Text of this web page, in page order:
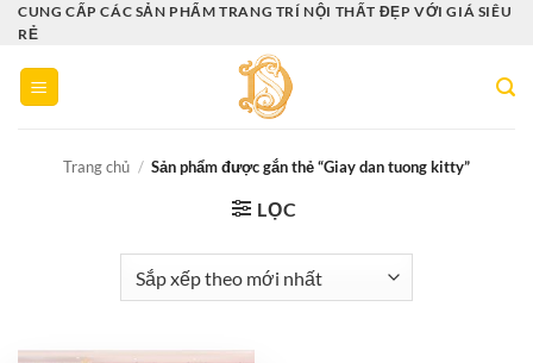
Bỏ
qua
nội
dung
CUNG CẤP CÁC SẢN PHẨM TRANG TRÍ NỘI THẤT ĐẸP VỚI GIÁ SIÊU
RẺ
Trang chủ / Sản phẩm được gắn thẻ “Giay dan tuong kitty”
LỌC